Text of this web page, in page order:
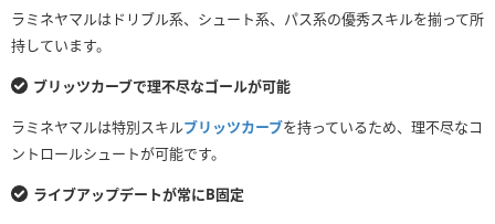
ラミネヤマルはドリブル系、シュート系、パス系の優秀スキルを揃って所
持しています。
ブリッツカーブで理不尽なゴールが可能
ラミネヤマルは特別スキルブリッツカーブを持っているため、理不尽なコ
ントロールシュートが可能です。
ライブアップデートが常にB固定